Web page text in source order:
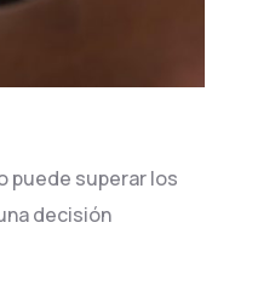
puede superar los
decisión